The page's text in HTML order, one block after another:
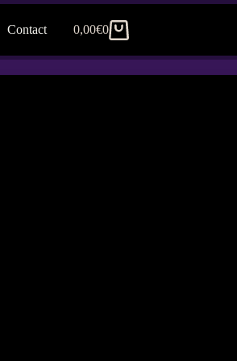
Contact
Panier
0,00€0